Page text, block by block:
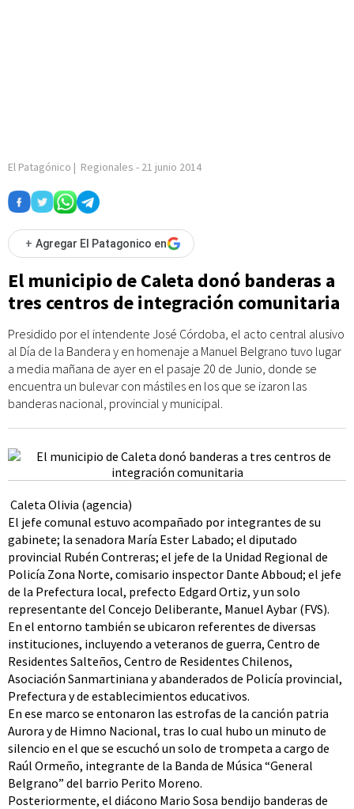
El Patagónico | Regionales - 21 junio 2014
+ Agregar El Patagonico en
El municipio de Caleta donó banderas a
tres centros de integración comunitaria
Presidido por el intendente José Córdoba, el acto central alusivo
al Día de la Bandera y en homenaje a Manuel Belgrano tuvo lugar
a media mañana de ayer en el pasaje 20 de Junio, donde se
encuentra un bulevar con mástiles en los que se izaron las
banderas nacional, provincial y municipal.
Caleta Olivia (agencia)
El jefe comunal estuvo acompañado por integrantes de su
gabinete; la senadora María Ester Labado; el diputado
provincial Rubén Contreras; el jefe de la Unidad Regional de
Policía Zona Norte, comisario inspector Dante Abboud; el jefe
de la Prefectura local, prefecto Edgard Ortiz, y un solo
representante del Concejo Deliberante, Manuel Aybar (FVS).
En el entorno también se ubicaron referentes de diversas
instituciones, incluyendo a veteranos de guerra, Centro de
Residentes Salteños, Centro de Residentes Chilenos,
Asociación Sanmartiniana y abanderados de Policía provincial,
Prefectura y de establecimientos educativos.
En ese marco se entonaron las estrofas de la canción patria
Aurora y de Himno Nacional, tras lo cual hubo un minuto de
silencio en el que se escuchó un solo de trompeta a cargo de
Raúl Ormeño, integrante de la Banda de Música “General
Belgrano” del barrio Perito Moreno.
Posteriormente, el diácono Mario Sosa bendijo banderas de